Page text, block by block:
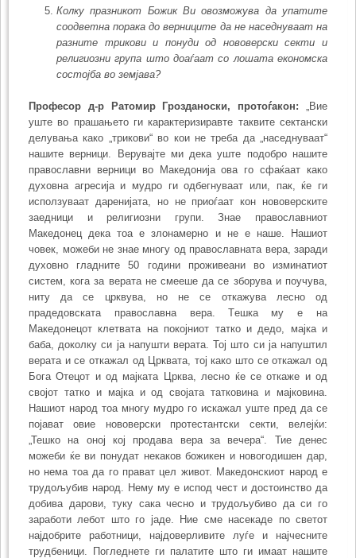
Колку празникот Божик Ви овозможува да упатите
соодветна порака до верниците да не наседнуваат на
разните трикови и понуди од нововерски секти и
религиозни група што доаѓаат со лошата економска
состојба во земјава?
Професор д-р Ратомир Грозданоски, протоѓакон:
„Вие
уште во прашањето ги карактеризиравте таквите сектански
делувања како „трикови“ во кои не треба да „наседнуваат“
нашите верници. Верувајте ми дека уште подобро нашите
православни верници во Македонија ова го сфаќаат како
духовна агресија и мудро ги одбегнуваат или, пак, ќе ги
исползуваат даренијата, но не приоѓаат кон нововерските
заедници и религиозни групи. Знае православниот
Македонец дека тоа е злонамерно и не е наше. Нашиот
човек, можеби не знае многу од православната вера, заради
духовно гладните 50 години проживеани во изминатиот
систем, кога за верата не смееше да се зборува и поучува,
ниту да се црквува, но не се откажува лесно од
прадедовската православна вера. Тешка му е на
Македонецот клетвата на покојниот татко и дедо, мајка и
баба, доколку си ја напушти верата. Тој што си ја напуштил
верата и се откажал од Црквата, тој како што се откажал од
Бога Отецот и од мајката Црква, лесно ќе се откаже и од
својот татко и мајка и од својата татковина и мајковина.
Нашиот народ тоа многу мудро го искажал уште пред да се
појават овие нововерски протестантски секти, велејќи:
„Тешко на оној кој продава вера за вечера“. Тие денес
можеби ќе ви понудат нека­ков божикен и новогодишен дар,
но нема тоа да го прават цел живот. Македонскиот народ е
трудољубив народ. Нему му е испод чест и достоинство да
добива дарови, туку сака чесно и трудољубиво да си го
заработи лебот што го јаде. Ние сме насе­каде по светот
најдобрите работници, најдоверливите луѓе и најчесните
трудбеници. Погледнете ги палатите што ги имаат нашите